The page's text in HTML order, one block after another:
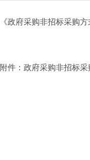
《政府采购非招标采购
附件： 政府采购非招标